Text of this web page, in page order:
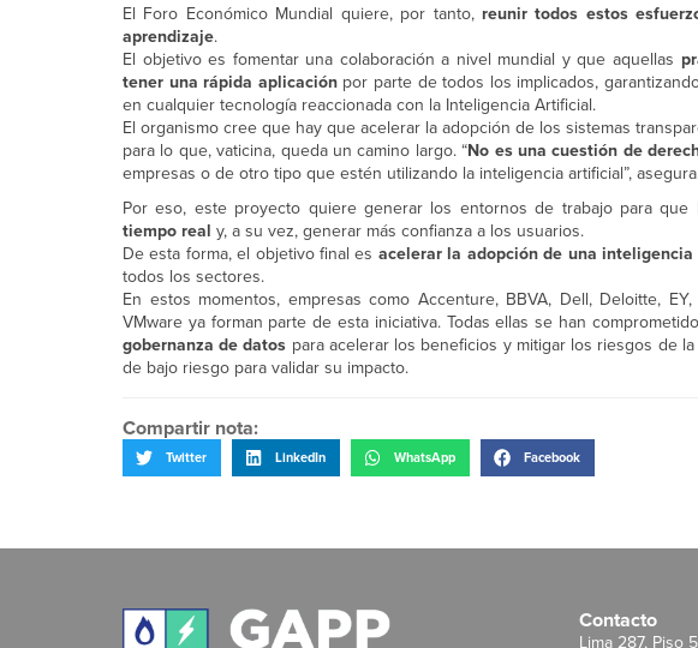
El Foro Económico Mundial quiere, por tanto, reunir todos estos
aprendizaje.
El objetivo es fomentar una colaboración a nivel mundial y que aquellas
tener una rápida aplicaciónpor parte de todos los implicados,
en cualquier tecnología reaccionada con la Inteligencia Artificial.
El organismo cree que hay que acelerar la adopción de los sistemas
para lo que, vaticina, queda un camino largo. “No es una cuestión de
empresas o de otro tipo que estén utilizando la inteligencia artificial”,
Por eso, este proyecto quiere generar los entornos de trabajo para que
tiempo real y, a su vez, generar más confianza a los usuarios.
De esta forma, el objetivo final es acelerar la adopción de una
todos los sectores.
En estos momentos, empresas como Accenture, BBVA, Dell, Deloitte,
VMware ya forman parte de esta iniciativa. Todas ellas se han
gobernanza de datos para acelerar los beneficios y mitigar los riesgos de
de bajo riesgo para validar su impacto.
Compartir nota:
Twitter LinkedIn WhatsApp Facebook
Contacto
Lima 287, Piso